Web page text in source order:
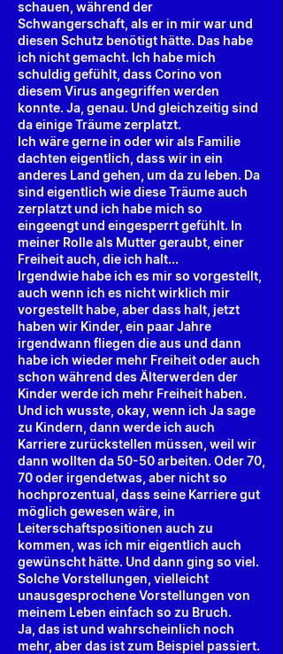
schauen, während der
Schwangerschaft, als er in mir war und
diesen Schutz benötigt hätte. Das habe
ich nicht gemacht. Ich habe mich
schuldig gefühlt, dass Corino von
diesem Virus angegriffen werden
konnte. Ja, genau. Und gleichzeitig sind
da einige Träume zerplatzt.
Ich wäre gerne in oder wir als Familie
dachten eigentlich, dass wir in ein
anderes Land gehen, um da zu leben. Da
sind eigentlich wie diese Träume auch
zerplatzt und ich habe mich so
eingeengt und eingesperrt gefühlt. In
meiner Rolle als Mutter geraubt, einer
Freiheit auch, die ich halt...
Irgendwie habe ich es mir so vorgestellt,
auch wenn ich es nicht wirklich mir
vorgestellt habe, aber dass halt, jetzt
haben wir Kinder, ein paar Jahre
irgendwann fliegen die aus und dann
habe ich wieder mehr Freiheit oder auch
schon während des Älterwerden der
Kinder werde ich mehr Freiheit haben.
Und ich wusste, okay, wenn ich Ja sage
zu Kindern, dann werde ich auch
Karriere zurückstellen müssen, weil wir
dann wollten da 50-50 arbeiten. Oder 70,
70 oder irgendetwas, aber nicht so
hochprozentual, dass seine Karriere gut
möglich gewesen wäre, in
Leiterschaftspositionen auch zu
kommen, was ich mir eigentlich auch
gewünscht hätte. Und dann ging so viel.
Solche Vorstellungen, vielleicht
unausgesprochene Vorstellungen von
meinem Leben einfach so zu Bruch.
Ja, das ist und wahrscheinlich noch
mehr, aber das ist zum Beispiel passiert.